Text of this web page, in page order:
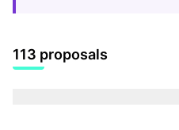
113 proposals